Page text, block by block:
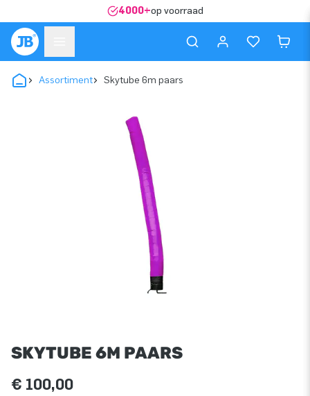
4000+op voorraad
Assortiment Skytube 6m paars
SKYTUBE 6M PAARS
€ 100,00